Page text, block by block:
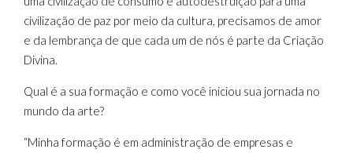
civilização de paz por meio da cultura, precisamos de amor
e da lembrança de que cada um de nós é parte da Criação
Divina.
Qual é a sua formação e como você iniciou sua jornada no
mundo da arte?
“Minha formação é em administração de empresas e